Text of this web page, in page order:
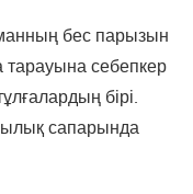
бес парызын
тарауына себепкер
бірі.
сапарында